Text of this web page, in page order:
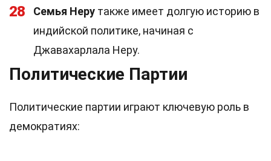
28 Семья Неру также имеет долгую историю в
индийской политике, начиная с
Джавахарлала Неру.
Политические Партии
Политические партии играют ключевую роль в
демократиях: